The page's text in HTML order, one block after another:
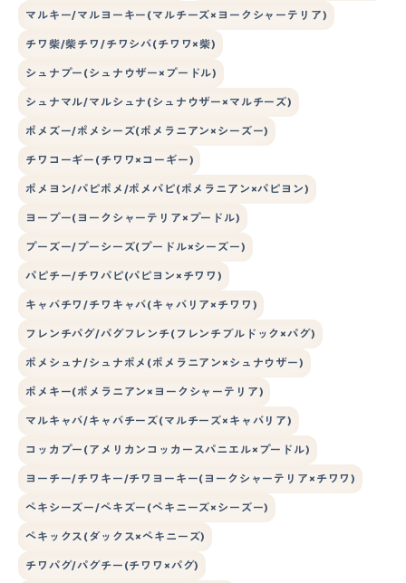
マルキー/マルヨーキー(マルチーズ×ヨークシャーテリア)
チワ柴/柴チワ/チワシバ(チワワ×柴)
シュナプー(シュナウザー×プードル)
シュナマル/マルシュナ(シュナウザー×マルチーズ)
ポメズー/ポメシーズ(ポメラニアン×シーズー)
チワコーギー(チワワ×コーギー)
ポメヨン/パピポメ/ポメパピ(ポメラニアン×パピヨン)
ヨープー(ヨークシャーテリア×プードル)
プーズー/プーシーズ(プードル×シーズー)
パピチー/チワパピ(パピヨン×チワワ)
キャバチワ/チワキャバ(キャバリア×チワワ)
フレンチパグ/パグフレンチ(フレンチブルドック×パグ)
ポメシュナ/シュナポメ(ポメラニアン×シュナウザー)
ポメキー(ポメラニアン×ヨークシャーテリア)
マルキャバ/キャバチーズ(マルチーズ×キャバリア)
コッカプー(アメリカンコッカースパニエル×プードル)
ヨーチー/チワキー/チワヨーキー(ヨークシャーテリア×チワワ)
ペキシーズー/ペキズー(ペキニーズ×シーズー)
ペキックス(ダックス×ペキニーズ)
チワパグ/パグチー(チワワ×パグ)